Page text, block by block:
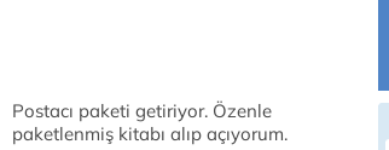
Postacı paketi getiriyor. Özenle
paketlenmiş kitabı alıp açıyorum.